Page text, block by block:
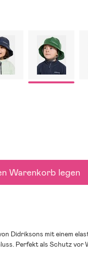
Warenkorb legen
Didriksons mit einem
Perfekt als Schutz vor